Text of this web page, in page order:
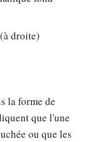
droite)
la forme de
que l'une
ou que les